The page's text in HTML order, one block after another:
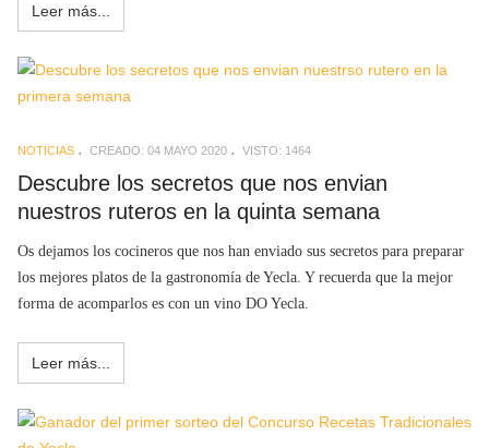
Leer más...
NOTICIAS CREADO: 04 MAYO 2020 VISTO: 1464
Descubre los secretos que nos envian
nuestros ruteros en la quinta semana
Os dejamos los cocineros que nos han enviado sus secretos para preparar
los mejores platos de la gastronomía de Yecla. Y recuerda que la mejor
forma de acomparlos es con un vino DO Yecla.
Leer más...